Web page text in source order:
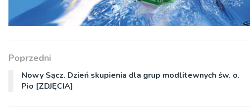
Poprzedni
Nowy Sącz. Dzień skupienia dla grup modlitewnych św. o.
Pio [ZDJĘCIA]